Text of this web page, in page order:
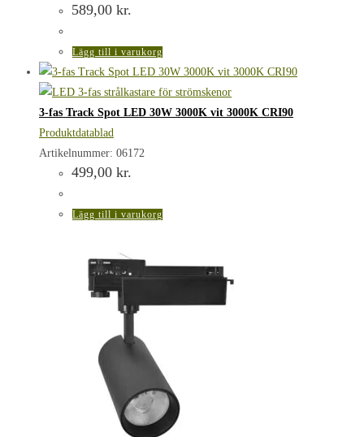
589,00 kr.
Lägg till i varukorg
3-fas Track Spot LED 30W 3000K vit 3000K CRI90
Produktdatablad
Artikelnummer: 06172
499,00 kr.
Lägg till i varukorg